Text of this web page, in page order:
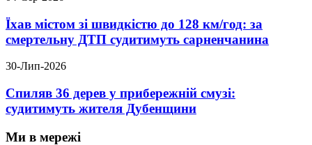
Їхав містом зі швидкістю до 128 км/год: за
смертельну ДТП судитимуть сарненчанина
30-Лип-2026
Спиляв 36 дерев у прибережній смузі:
судитимуть жителя Дубенщини
Ми в мережі